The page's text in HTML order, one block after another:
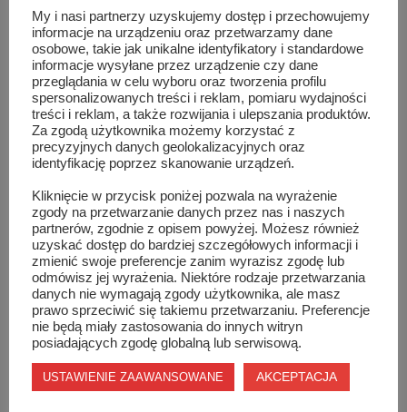
Kamil:Tak, nie zdawałem sobie sprawy że przy takiej
ilości koncertów głos może ulec takim podrażnieniom.
Doprowadziłem do tego, że wytworzyły się polipy,
ponieważ jak się okazało śpiewałem zbyt siłowo, piłem
zimne napoje itp. Na szczęście jest już po operacji i
wszystko jest już ok.
Jakich reakcji spodziewasz się po szydłowieckiej
publiczności?
Kamil:Mam nadzieję, że będzie się ludziom podobał mój
występ, że pokochają muzykę reggae. Na pewno
niektórzy będą mieli z nią styczność po raz pierwszy,
inni być może już są zagorzałymi fanami tej muzyki.
Mam nadzieję, że wytworzy się fajna energia i wszystko
My i nasi partnerzy uzyskujemy dostęp i przechowujemy
informacje na urządzeniu oraz przetwarzamy dane
osobowe, takie jak unikalne identyfikatory i standardowe
informacje wysyłane przez urządzenie czy dane
przeglądania w celu wyboru oraz tworzenia profilu
spersonalizowanych treści i reklam, pomiaru wydajności
treści i reklam, a także rozwijania i ulepszania produktów.
Za zgodą użytkownika możemy korzystać z
precyzyjnych danych geolokalizacyjnych oraz
identyfikację poprzez skanowanie urządzeń.
Kliknięcie w przycisk poniżej pozwala na wyrażenie
zgody na przetwarzanie danych przez nas i naszych
partnerów, zgodnie z opisem powyżej. Możesz również
uzyskać dostęp do bardziej szczegółowych informacji i
zmienić swoje preferencje zanim wyrazisz zgodę lub
odmówisz jej wyrażenia. Niektóre rodzaje przetwarzania
danych nie wymagają zgody użytkownika, ale masz
prawo sprzeciwić się takiemu przetwarzaniu. Preferencje
nie będą miały zastosowania do innych witryn
posiadających zgodę globalną lub serwisową.
USTAWIENIE ZAAWANSOWANE AKCEPTACJA